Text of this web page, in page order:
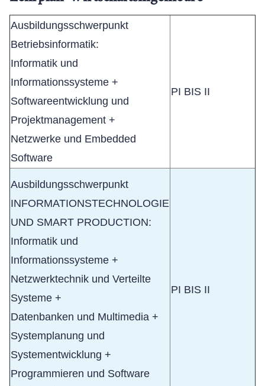
Ausbildungsschwerpunkt
Betriebsinformatik:
Informatik und
Informationssysteme +
Softwareentwicklung und
Projektmanagement +
Netzwerke und Embedded
Software
PI BIS II
Ausbildungsschwerpunkt
INFORMATIONSTECHNOLOGIE
UND SMART PRODUCTION:
Informatik und
Informationssysteme +
Netzwerktechnik und Verteilte
Systeme +
Datenbanken und Multimedia +
Systemplanung und
Systementwicklung +
Programmieren und Software
PI BIS II